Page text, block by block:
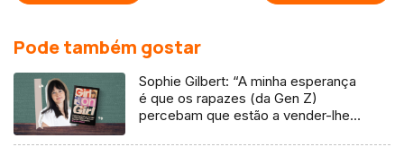
Pode também gostar
Sophie Gilbert: “A minha esperança
é que os rapazes (da Gen Z)
percebam que estão a vender-lhes